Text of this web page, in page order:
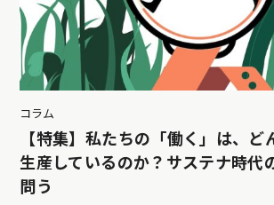
コラム
【特集】私たちの「働く」は、ど
生産しているのか？サステナ時代
問う